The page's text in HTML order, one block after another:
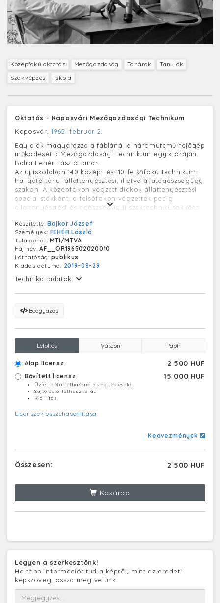
Középfokú oktatás Mezőgazdaság Tanárok
Tanulók
Szakképzés
Iskola
Oktatás - Kaposvári Mezőgazdasági Technikum
Kaposvár, 1965. február 2.
Egy diák magyarázza a táblánál a háromütemű fejőgép
működését a Mezőgazdasági Technikum egyik óráján.
Balra Fehér László tanár.
Az új iskolában 140 közép- és 110 felsőfokú technikumi
hallgató tanul állattenyésztési, illetve állategészségügyi
szakon. A középfokon végzett diákok állattenyésztési
specialistákként, a felsőfokon végzettek pedig
állattenyésztési és egészségügyi szaktechnikusokként
két laboratórium is. Az egyikben a diákok gyakorolnak,
a másikban a tanárok kísérleteznek. Az itt végzett
kutatások alapján állattenyésztési és takarmányozási
tanácsokat adhatnak majd a megye
termelőszövetkezeteinek.
Készítette:Bajkor József
Személyek: FEHÉR László
Tulajdonos:MTI/MTVA
Fájlnév:AF__OR196502020010
Láthatóság:publikus
Kiadás dátuma: 2019-08-29
Technikai adatok:
Beágyazás
Letöltés Vászon Papír
Alap licensz 2 500 HUF
Bővített licensz 15 000 HUF
Üzleti célú felhasználás egyes esetei
Sajtó célú felhasználás
Kiállítás
Licenszek összehasonlítása
Kedvezmények
Összesen: 2 500 HUF
Kosárba
Legyen a szerkesztőnk!
Ha több információt tud a képről, mint az eredeti
képszöveg, ossza meg velünk!